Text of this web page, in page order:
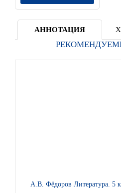
АННОТАЦИЯ
А.В. Фёдоров Литература. 5